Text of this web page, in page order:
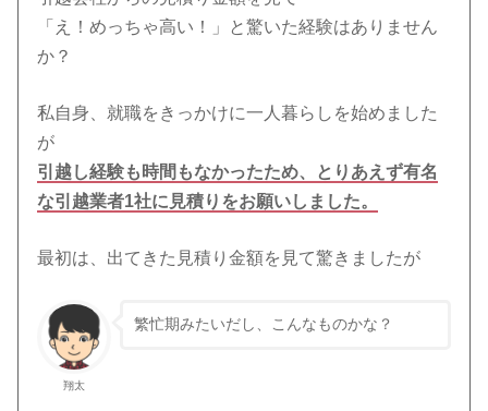
「え！めっちゃ高い！」と驚いた経験はありません
か？
私自身、就職をきっかけに一人暮らしを始めました
が
引越し経験も時間もなかったため、とりあえず有名
な引越業者1社に見積りをお願いしました。
最初は、出てきた見積り金額を見て驚きましたが
翔太
繁忙期みたいだし、こんなものかな？